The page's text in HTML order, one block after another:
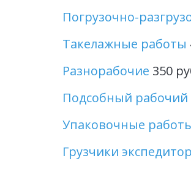
Погрузочно-
Такелажные работы
Разнорабочие 350
Подсобный рабочий
Упаковочные
Грузчики